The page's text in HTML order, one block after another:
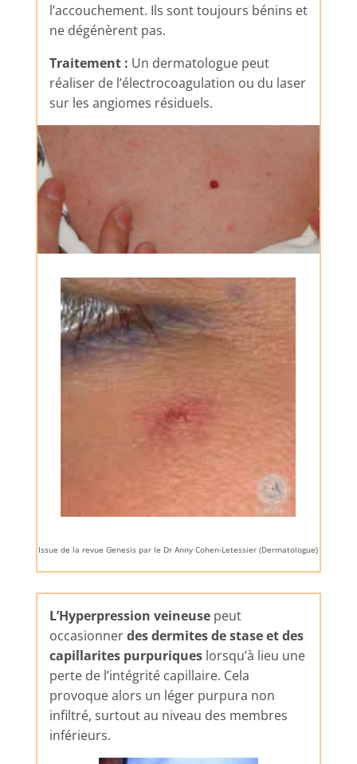
l’accouchement. Ils sont toujours bénins et
ne dégénèrent pas.
Traitement : Un dermatologue peut
réaliser de l’électrocoagulation ou du laser
sur les angiomes résiduels.
Issue de la revue Genesis par le Dr Anny Cohen-Letessier (Dermatologue)
L’Hyperpression veineusepeut
occasionnerdes dermites de stase et des
capillarites purpuriqueslorsqu’à lieu une
perte de l’intégrité capillaire. Cela
provoque alors un léger purpura non
infiltré, surtout au niveau des membres
inférieurs.